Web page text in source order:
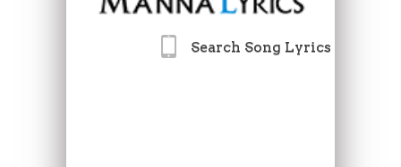
Search Song Lyrics